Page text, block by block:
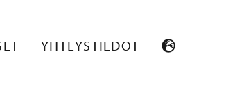
YHTEYSTIEDOT